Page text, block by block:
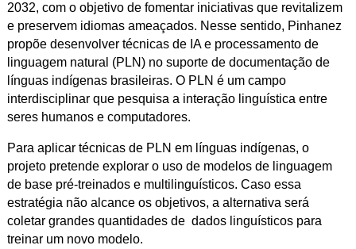
2032, com o objetivo de fomentar iniciativas que revitalizem
e preservem idiomas ameaçados. Nesse sentido, Pinhanez
propõe desenvolver técnicas de IA e processamento de
linguagem natural (PLN) no suporte de documentação de
línguas indígenas brasileiras. O PLN é um campo
interdisciplinar que pesquisa a interação linguística entre
seres humanos e computadores.
Para aplicar técnicas de PLN em línguas indígenas, o
projeto pretende explorar o uso de modelos de linguagem
de base pré-treinados e multilinguísticos. Caso essa
estratégia não alcance os objetivos, a alternativa será
coletar grandes quantidades de dados linguísticos para
treinar um novo modelo.